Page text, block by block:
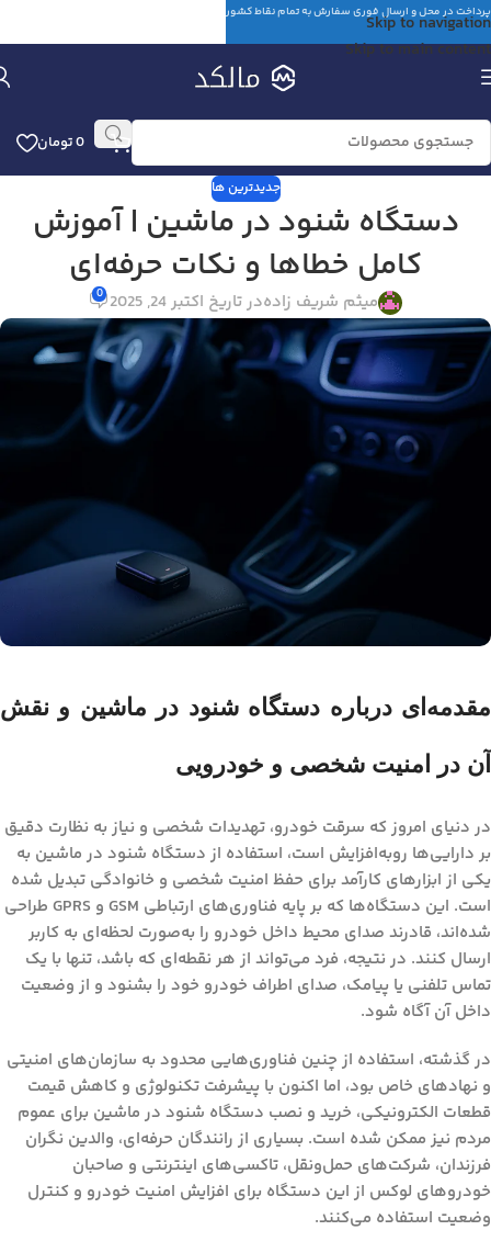
Skip to navigation
Skip to main content
0تومان
جدیدترین ها
دستگاه شنود در ماشین | آموزش
کامل خطاها و نکات حرفه‌ای
میثم شریف زادهدر تاریخ اکتبر 24, 2025 0
مقدمه‌ای درباره دستگاه شنود در ماشین و نقش
آن در امنیت شخصی و خودرویی
در دنیای امروز که سرقت خودرو، تهدیدات شخصی و نیاز به نظارت دقیق
بر دارایی‌ها رو‌به‌افزایش است، استفاده از دستگاه شنود در ماشین به
یکی از ابزارهای کارآمد برای حفظ امنیت شخصی و خانوادگی تبدیل شده
است. این دستگاه‌ها که بر پایه فناوری‌های ارتباطی GSM و GPRS طراحی
شده‌اند، قادرند صدای محیط داخل خودرو را به‌صورت لحظه‌ای به کاربر
ارسال کنند. در نتیجه، فرد می‌تواند از هر نقطه‌ای که باشد، تنها با یک
تماس تلفنی یا پیامک، صدای اطراف خودرو خود را بشنود و از وضعیت
داخل آن آگاه شود.
در گذشته، استفاده از چنین فناوری‌هایی محدود به سازمان‌های امنیتی
و نهادهای خاص بود، اما اکنون با پیشرفت تکنولوژی و کاهش قیمت
قطعات الکترونیکی، خرید و نصب دستگاه شنود در ماشین برای عموم
مردم نیز ممکن شده است. بسیاری از رانندگان حرفه‌ای، والدین نگران
فرزندان، شرکت‌های حمل‌ونقل، تاکسی‌های اینترنتی و صاحبان
خودروهای لوکس از این دستگاه برای افزایش امنیت خودرو و کنترل
وضعیت استفاده می‌کنند.
پرداخت در محل و ارسال فوری سفارش به تمام نقاط کشور